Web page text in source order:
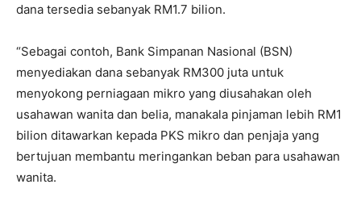
dana tersedia sebanyak RM1.7 bilion.
“Sebagai contoh, Bank Simpanan Nasional (BSN)
menyediakan dana sebanyak RM300 juta untuk
menyokong perniagaan mikro yang diusahakan oleh
usahawan wanita dan belia, manakala pinjaman lebih RM1
bilion ditawarkan kepada PKS mikro dan penjaja yang
bertujuan membantu meringankan beban para usahawan
wanita.